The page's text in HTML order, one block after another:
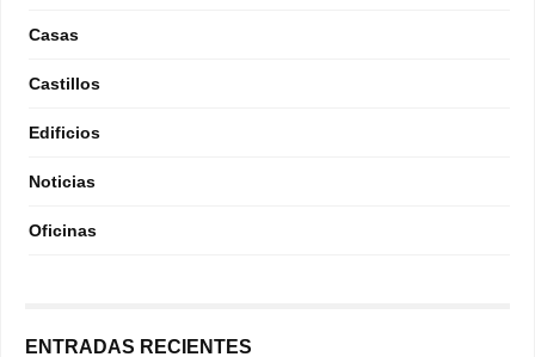
Casas
Castillos
Edificios
Noticias
Oficinas
ENTRADAS RECIENTES